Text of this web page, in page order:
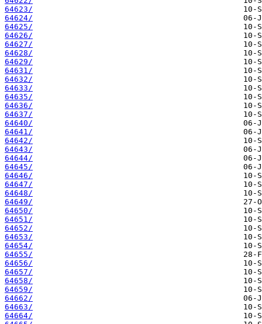
64623/
64624/
64625/
64626/
64627/
64628/
64629/
64631/
64632/
64633/
64635/
64636/
64637/
64640/
64641/
64642/
64643/
64644/
64645/
64646/
64647/
64648/
64649/
64650/
64651/
64652/
64653/
64654/
64655/
64656/
64657/
64658/
64659/
64662/
64663/
64664/